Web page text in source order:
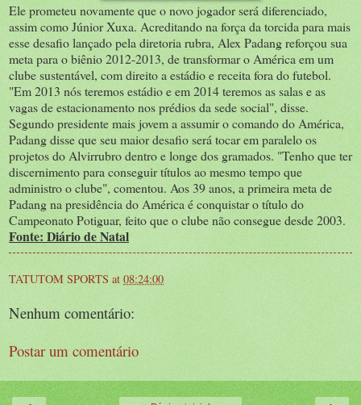
Ele prometeu novamente que o novo jogador será diferenciado,
assim como Júnior Xuxa. Acreditando na força da torcida para mais
esse desafio lançado pela diretoria rubra, Alex Padang reforçou sua
meta para o biênio 2012-2013, de transformar o América em um
clube sustentável, com direito a estádio e receita fora do futebol.
"Em 2013 nós teremos estádio e em 2014 teremos as salas e as
vagas de estacionamento nos prédios da sede social", disse.
Segundo presidente mais jovem a assumir o comando do América,
Padang disse que seu maior desafio será tocar em paralelo os
projetos do Alvirrubro dentro e longe dos gramados. "Tenho que ter
discernimento para conseguir títulos ao mesmo tempo que
administro o clube", comentou. Aos 39 anos, a primeira meta de
Padang na presidência do América é conquistar o título do
Campeonato Potiguar, feito que o clube não consegue desde 2003.
Fonte: Diário de Natal
TATUTOM SPORTS at 08:24:00
Nenhum comentário:
Postar um comentário